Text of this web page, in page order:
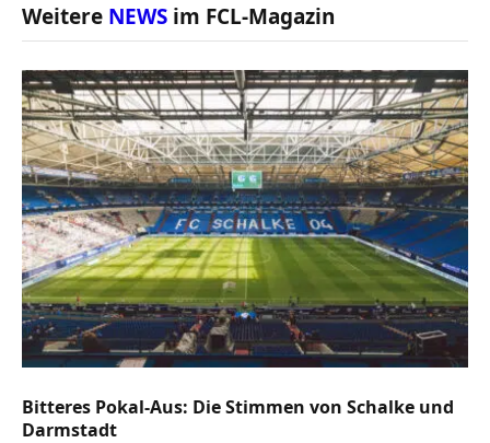
Weitere NEWS im FCL-Magazin
Bitteres Pokal-Aus: Die Stimmen von Schalke und
Darmstadt